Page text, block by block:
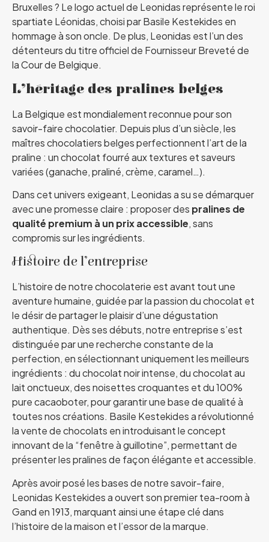
Bruxelles ? Le logo actuel de Leonidas représente le roi
spartiate Léonidas, choisi par Basile Kestekides en
hommage à son oncle. De plus, Leonidas est l’un des
détenteurs du titre officiel de Fournisseur Breveté de
la Cour de Belgique.
L’héritage des pralines belges
La Belgique est mondialement reconnue pour son
savoir-faire chocolatier. Depuis plus d’un siècle, les
maîtres chocolatiers belges perfectionnent l’art de la
praline : un chocolat fourré aux textures et saveurs
variées (ganache, praliné, crème, caramel…).
Dans cet univers exigeant, Leonidas a su se démarquer
avec une promesse claire : proposer des pralines de
qualité premium à un prix accessible, sans
compromis sur les ingrédients.
Histoire de l’entreprise
L’histoire de notre chocolaterie est avant tout une
aventure humaine, guidée par la passion du chocolat et
le désir de partager le plaisir d’une dégustation
authentique. Dès ses débuts, notre entreprise s’est
distinguée par une recherche constante de la
perfection, en sélectionnant uniquement les meilleurs
ingrédients : du chocolat noir intense, du chocolat au
lait onctueux, des noisettes croquantes et du 100%
pure cacaoboter, pour garantir une base de qualité à
toutes nos créations. Basile Kestekides a révolutionné
la vente de chocolats en introduisant le concept
innovant de la “fenêtre à guillotine”, permettant de
présenter les pralines de façon élégante et accessible.
Après avoir posé les bases de notre savoir-faire,
Leonidas Kestekides a ouvert son premier tea-room à
Gand en 1913, marquant ainsi une étape clé dans
l’histoire de la maison et l’essor de la marque.